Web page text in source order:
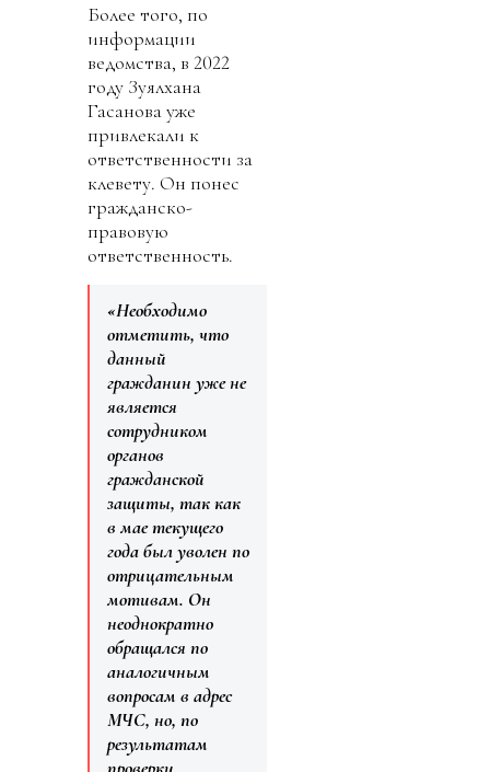
Более того, по
информации
ведомства, в 2022
году Зуялхана
Гасанова уже
привлекали к
ответственности за
клевету. Он понес
гражданско-
правовую
ответственность.
«Необходимо
отметить, что
данный
гражданин уже не
является
сотрудником
органов
гражданской
защиты, так как
в мае текущего
года был уволен по
отрицательным
мотивам. Он
неоднократно
обращался по
аналогичным
вопросам в адрес
МЧС, но, по
результатам